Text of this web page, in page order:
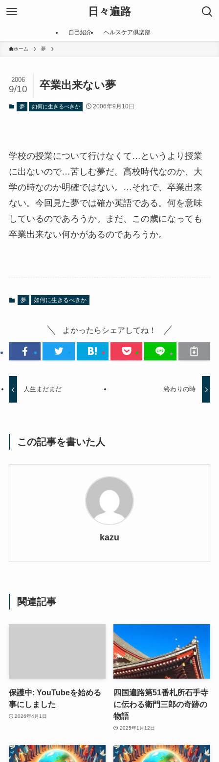
日々遍路
自己紹介 ヘルスケア倶楽部
ホーム 夢
卒業出来ない夢
2006
9/10
夢 如何に生きるべきか 2006年9月10日
学校の授業について行けなくて…というより授業
に出ないので…苦しむ夢だ。高校時代なのか、大
学の時なのか明確ではない。…それで、卒業出来
ない。今回見た夢では確か英語である。何を意味
しているのであろうか。まだ、この歳になっても
卒業出来ない何かがあるのであろうか。
夢 如何に生きるべきか
よかったらシェアしてね！
人生まだまだ 終わりの時
この記事を書いた人
kazu
関連記事
保護中: YouTubeを始める
事にしました
2026年4月1日
四国遍路第51番札所石手寺
に伝わる衛門三郎の奇跡の
物語
2025年1月12日